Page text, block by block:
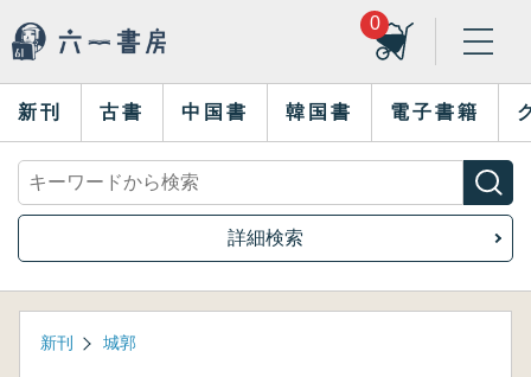
0
新刊 古書 中国書 韓国書 電子書籍
詳細検索
新刊 城郭